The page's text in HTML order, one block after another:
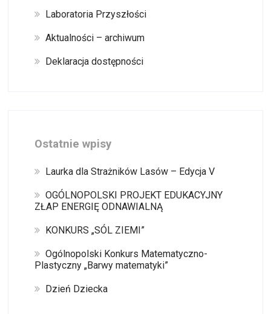
Laboratoria Przyszłości
Aktualności – archiwum
Deklaracja dostępności
Ostatnie wpisy
Laurka dla Strażników Lasów – Edycja V
OGÓLNOPOLSKI PROJEKT EDUKACYJNY
ZŁAP ENERGIĘ ODNAWIALNĄ
KONKURS „SÓL ZIEMI”
Ogólnopolski Konkurs Matematyczno-
Plastyczny „Barwy matematyki”
Dzień Dziecka